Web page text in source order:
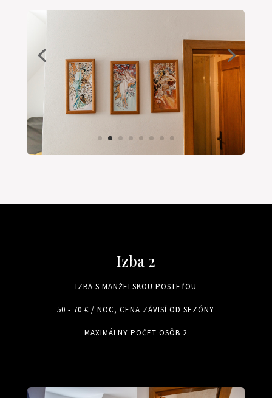
Izba 2
IZBA S MANŽELSKOU POSTEĽOU
50 - 70 € / NOC, CENA ZÁVISÍ OD SEZÓNY
MAXIMÁLNY POČET OSÔB 2